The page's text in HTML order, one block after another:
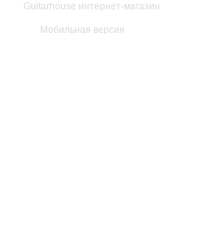
Guitarhouse интернет-магазин
Мобильная версия